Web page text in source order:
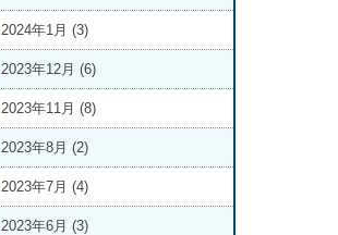
2024年1月 (3)
2023年12月 (6)
2023年11月 (8)
2023年8月 (2)
2023年7月 (4)
2023年6月 (3)